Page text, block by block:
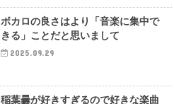
ボカロの良さはより「音楽に集中で
きる」ことだと思いまして
2025.09.29
稲葉曇が好きすぎるので好きな楽曲